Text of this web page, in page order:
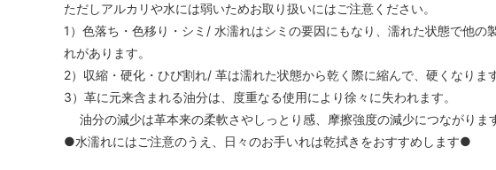
ただしアルカリや水には弱いためお取り扱いにはご注意ください。
1）色落ち・色移り・シミ/ 水濡れはシミの要因にもなり、濡れた状態で他の
れがあります。
2）収縮・硬化・ひび割れ/ 革は濡れた状態から乾く際に縮んで、硬くなります
3）革に元来含まれる油分は、度重なる使用により徐々に失われます。
油分の減少は革本来の柔軟さやしっとり感、摩擦強度の減少につながりま
●水濡れにはご注意のうえ、日々のお手いれは乾拭きをおすすめします●